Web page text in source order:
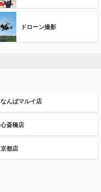
ドローン撮影
なんばマルイ店
心斎橋店
京都店